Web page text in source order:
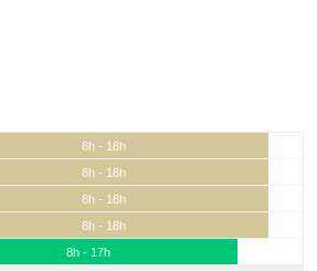
8h - 18h
8h - 18h
8h - 18h
8h - 18h
8h - 17h